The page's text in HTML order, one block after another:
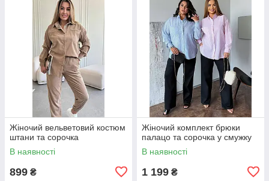
Жіночий вельветовий костюм
штани та сорочка
В наявності
899 ₴
Жіночий комплект брюки
палацо та сорочка у смужку
В наявності
1 199 ₴